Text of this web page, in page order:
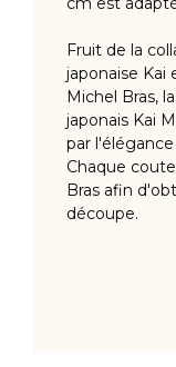
Fruit de la
japonaise Kai
Michel Bras,
japonais Kai
par
Chaque
Bras afin
découpe.